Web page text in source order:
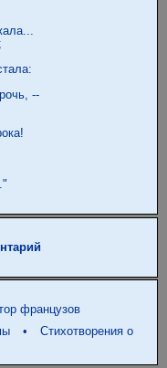
--
французов
•
Стихотворения о